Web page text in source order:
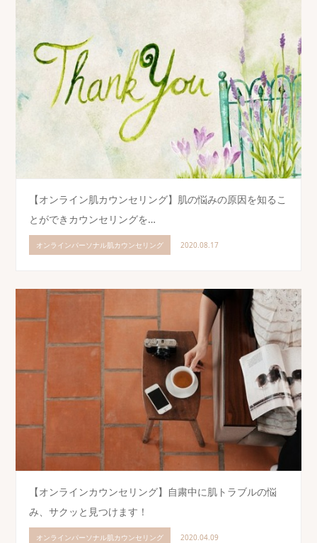
【オンライン肌カウンセリング】肌の悩みの原因を知るこ
とができカウンセリングを…
オンラインパーソナル肌カウンセリング 2020.08.17
【オンラインカウンセリング】自粛中に肌トラブルの悩
み、サクッと見つけます！
オンラインパーソナル肌カウンセリング 2020.04.09